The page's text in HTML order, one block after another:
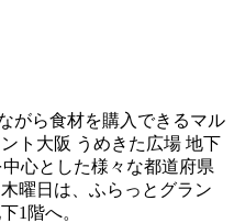
がら食材を購入できるマル
ト大阪 うめきた広場 地下
心とした様々な都道府県
曜日は、ふらっとグラン
1階へ。